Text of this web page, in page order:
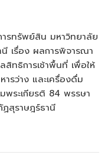
ารทรัพย์สิน มหาวิทยาลัย
เรื่อง ผลการพิจารณา
สิทธิการเช้าพื้นที่ เพื่อให้
ารว่าง และเครื่องดื่ม
พระเกียรติ 84 พรรษา
ฏสุราษฎร์ธานี